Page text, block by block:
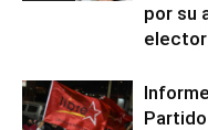
por su